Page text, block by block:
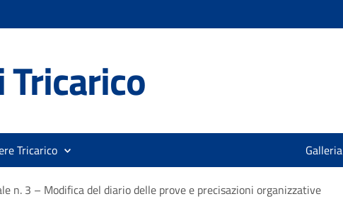
Tricarico Galleria
n. 3 – Modifica del diario delle prove e precisazioni organizzative